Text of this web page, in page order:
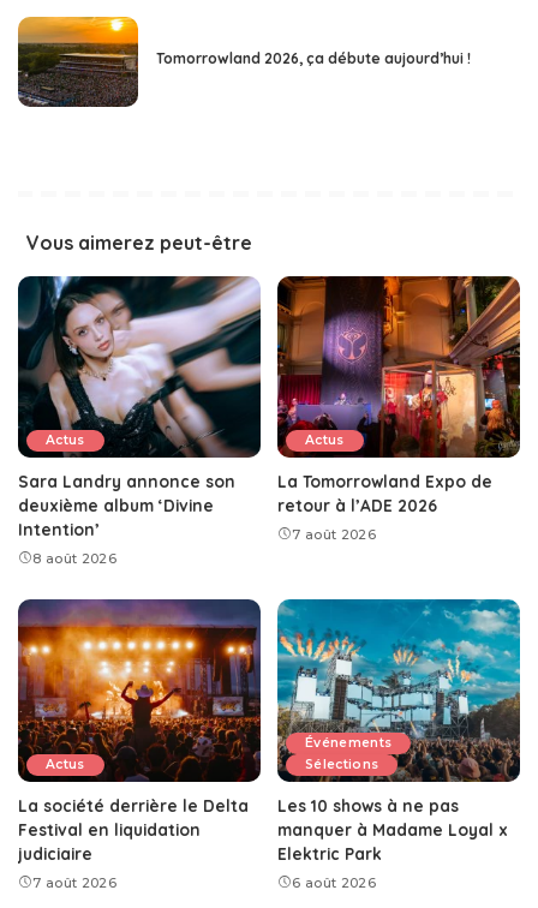
Tomorrowland 2026, ça débute aujourd’hui !
Vous aimerez peut-être
Actus
Sara Landry annonce son
deuxième album ‘Divine
Intention’
8 août 2026
Actus
La Tomorrowland Expo de
retour à l’ADE 2026
7 août 2026
Actus
La société derrière le Delta
Festival en liquidation
judiciaire
7 août 2026
Événements
Sélections
Les 10 shows à ne pas
manquer à Madame Loyal x
Elektric Park
6 août 2026